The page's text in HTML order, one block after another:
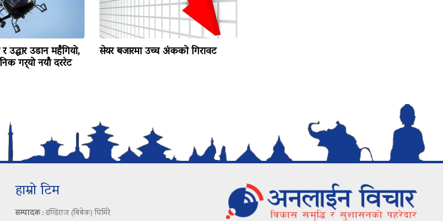
र उद्धार उडान महँगियो,
गर्‍यो नयाँ दररेट
सेयर बजारमा उच्च अंकको गिरावट
हाम्रो टिम
सम्पादक :डण्डिराज (बिबेक) घिमिरे